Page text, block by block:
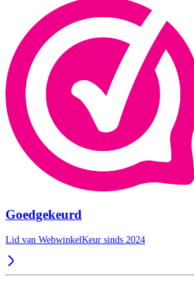
Goedgekeurd
Lid van WebwinkelKeur sinds 2024